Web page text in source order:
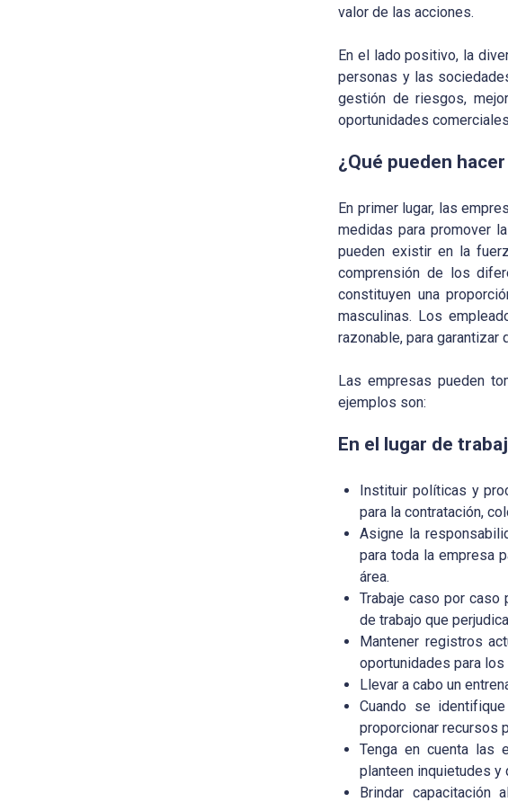
valor de las acciones.
En el lado positivo, la
personas y las
gestión de riesgos,
oportunidades
¿Qué pueden
En primer lugar, las
medidas para promover
pueden existir en la
comprensión de los
constituyen una
masculinas. Los
razonable, para
Las empresas pueden
ejemplos son:
En el lugar de
Instituir políticas y
para la contratación,
Asigne la
para toda la empresa
área.
Trabaje caso por
de trabajo que
Mantener registros
oportunidades para
Llevar a cabo un
Cuando se
proporcionar recursos
Tenga en cuenta las
planteen inquietudes y
Brindar capacitación